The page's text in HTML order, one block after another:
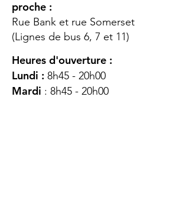
proche :
Rue Bank et rue Somerset
(Lignes de bus 6, 7 et 11)
Heures d'ouverture :
Lundi : 8h45 - 20h00
Mardi : 8h45 - 20h00